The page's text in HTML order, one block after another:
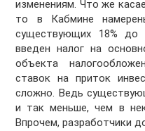
изменениям. Что же
то в Кабмине
существующих 18%
введен налог на
объекта
ставок на приток
сложно. Ведь
и так меньше, чем в
Впрочем, разработчики